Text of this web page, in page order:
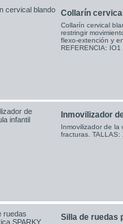
Collarín
Collarín cervical
restringir
flexo-extención y
REFERENCIA: IO1
Inmovilizador
Inmovilizador de la
fracturas. TALLAS:
Silla de ruedas